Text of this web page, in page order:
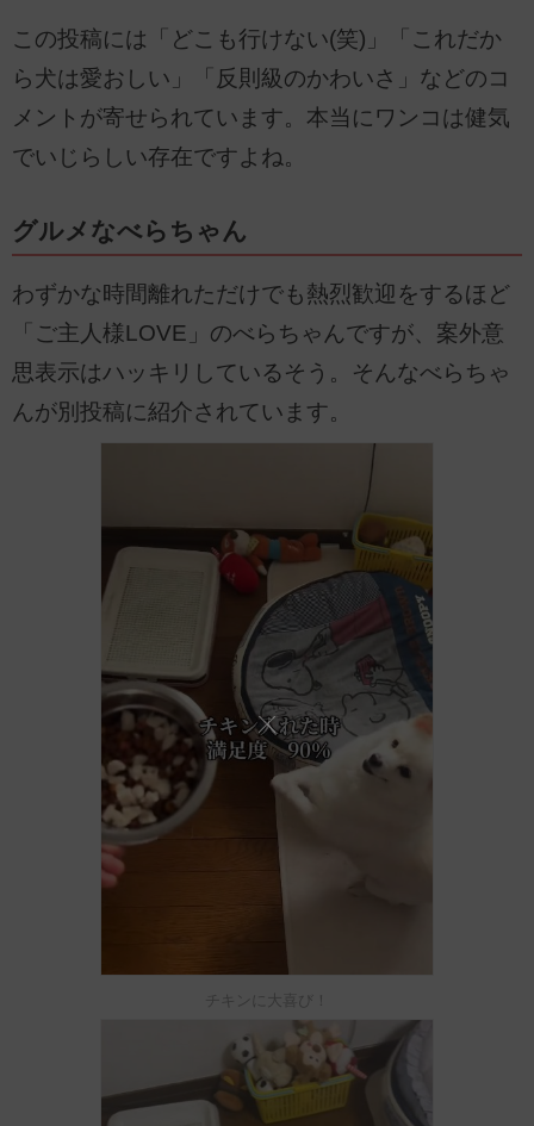
この投稿には「どこも行けない(笑)」「これだか
ら犬は愛おしい」「反則級のかわいさ」などのコ
メントが寄せられています。本当にワンコは健気
でいじらしい存在ですよね。
グルメなべらちゃん
わずかな時間離れただけでも熱烈歓迎をするほど
「ご主人様LOVE」のべらちゃんですが、案外意
思表示はハッキリしているそう。そんなべらちゃ
んが別投稿に紹介されています。
チキンに大喜び！